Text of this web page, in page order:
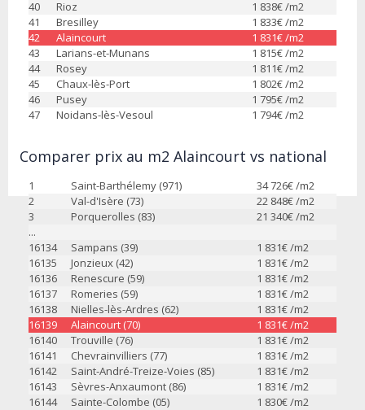
40 Rioz 1 838€ /m2
41
Bresilley 1 833€ /m2
42
Alaincourt 1 831€ /m2
43
Larians-et-Munans 1 815€ /m2
44
Rosey 1 811€ /m2
45
Chaux-lès-Port 1 802€ /m2
46
Pusey 1 795€ /m2
47
Noidans-lès-Vesoul 1 794€ /m2
Comparer prix au m2 Alaincourt vs national
1 Saint-Barthélemy (971) 34 726€ /m2
2
Val-d'Isère (73) 22 848€ /m2
3
Porquerolles (83) 21 340€ /m2
...
16134
Sampans (39) 1 831€ /m2
16135
Jonzieux (42) 1 831€ /m2
16136
Renescure (59) 1 831€ /m2
16137
Romeries (59) 1 831€ /m2
16138
Nielles-lès-Ardres (62) 1 831€ /m2
16139
Alaincourt (70) 1 831€ /m2
16140
Trouville (76) 1 831€ /m2
16141
Chevrainvilliers (77) 1 831€ /m2
16142
Saint-André-Treize-Voies (85) 1 831€ /m2
16143
Sèvres-Anxaumont (86) 1 831€ /m2
16144
Sainte-Colombe (05) 1 830€ /m2